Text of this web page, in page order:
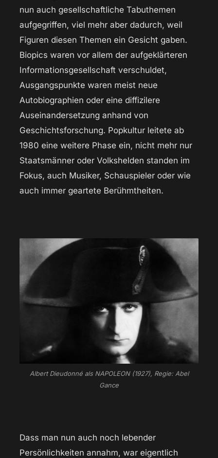
nun auch gesellschaftliche Tabuthemen
aufgegriffen, viel mehr aber dadurch, weil
Figuren diesen Themen ein Gesicht gaben.
Biopics waren vor allem der aufgeklärteren
Informationsgesellschaft verschuldet,
Ausgangspunkte waren meist neue
Autobiographien oder eine diffizilere
Auseinandersetzung anhand von
Geschichtsforschung. Popkultur leitete ab
1980 eine weitere Phase ein, nicht mehr nur
Staatsmänner oder Volkshelden standen im
Fokus, auch Musiker, Schauspieler oder wie
auch immer geartete Berühmtheiten.
Albert Dieudonné als NAPOLEON (1927), Regie: Abel
Gance
Dass man nun auch noch lebender
Persönlichkeiten annahm, war eigentlich